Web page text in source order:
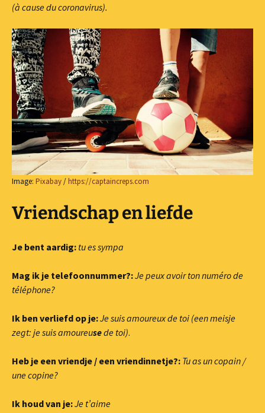
(à cause du coronavirus).
Image: Pixabay/ https://captaincreps.com
Vriendschap en liefde
Je bent aardig: tu es sympa
Mag ik je telefoonnummer?:Je peux avoir ton numéro de
téléphone?
Ik ben verliefd op je:Je suis amoureux de toi (een meisje
zegt: je suis amoureusede toi).
Heb je een vriendje / een vriendinnetje?: Tu as un copain /
une copine?
Ik houd van je:Je t’aime